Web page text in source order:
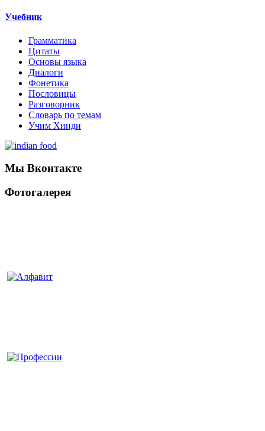
Учебник
Грамматика
Цитаты
Основы языка
Диалоги
Фонетика
Пословицы
Разговорник
Словарь по темам
Учим Хинди
Мы Вконтакте
Фотогалерея